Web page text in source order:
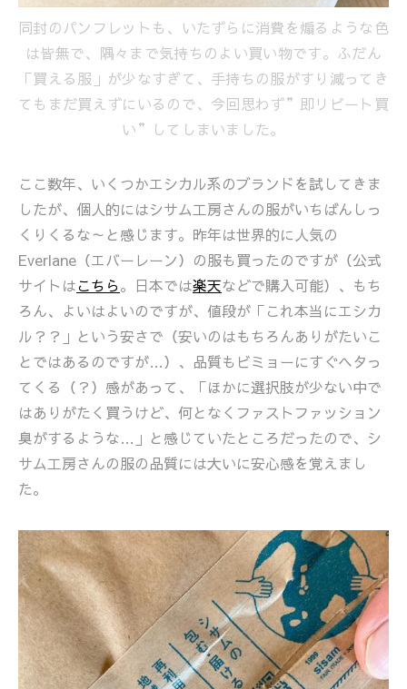
同封のパンフレットも、いたずらに消費を煽るような色
は皆無で、隅々まで気持ちのよい買い物です。ふだん
「買える服」が少なすぎて、手持ちの服がすり減ってき
てもまだ買えずにいるので、今回思わず”即リピート買
い”してしまいました。
ここ数年、いくつかエシカル系のブランドを試してきま
したが、個人的にはシサム工房さんの服がいちばんしっ
くりくるな～と感じます。昨年は世界的に人気の
Everlane（エバーレーン）の服も買ったのですが（公式
サイトはこちら。日本では楽天などで購入可能）、もち
ろん、よいはよいのですが、値段が「これ本当にエシカ
ル？？」という安さで（安いのはもちろんありがたいこ
とではあるのですが…）、品質もビミョーにすぐヘタっ
てくる（？）感があって、「ほかに選択肢が少ない中で
はありがたく買うけど、何となくファストファッション
臭がするような…」と感じていたところだったので、シ
サム工房さんの服の品質には大いに安心感を覚えまし
た。